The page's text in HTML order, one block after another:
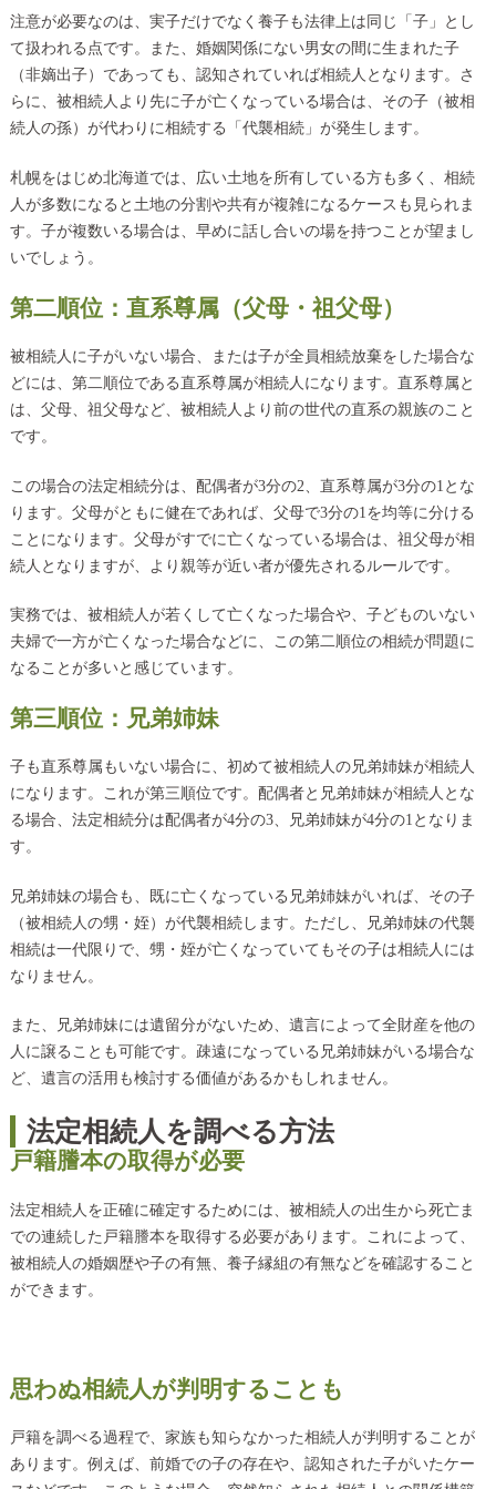
注意が必要なのは、実子だけでなく養子も法律上は同じ「子」とし
て扱われる点です。また、婚姻関係にない男女の間に生まれた子
（非嫡出子）であっても、認知されていれば相続人となります。さ
らに、被相続人より先に子が亡くなっている場合は、その子（被相
続人の孫）が代わりに相続する「代襲相続」が発生します。
札幌をはじめ北海道では、広い土地を所有している方も多く、相続
人が多数になると土地の分割や共有が複雑になるケースも見られま
す。子が複数いる場合は、早めに話し合いの場を持つことが望まし
いでしょう。
第二順位：直系尊属（父母・祖父母）
被相続人に子がいない場合、または子が全員相続放棄をした場合な
どには、第二順位である直系尊属が相続人になります。直系尊属と
は、父母、祖父母など、被相続人より前の世代の直系の親族のこと
です。
この場合の法定相続分は、配偶者が3分の2、直系尊属が3分の1とな
ります。父母がともに健在であれば、父母で3分の1を均等に分ける
ことになります。父母がすでに亡くなっている場合は、祖父母が相
続人となりますが、より親等が近い者が優先されるルールです。
実務では、被相続人が若くして亡くなった場合や、子どものいない
夫婦で一方が亡くなった場合などに、この第二順位の相続が問題に
なることが多いと感じています。
第三順位：兄弟姉妹
子も直系尊属もいない場合に、初めて被相続人の兄弟姉妹が相続人
になります。これが第三順位です。配偶者と兄弟姉妹が相続人とな
る場合、法定相続分は配偶者が4分の3、兄弟姉妹が4分の1となりま
す。
兄弟姉妹の場合も、既に亡くなっている兄弟姉妹がいれば、その子
（被相続人の甥・姪）が代襲相続します。ただし、兄弟姉妹の代襲
相続は一代限りで、甥・姪が亡くなっていてもその子は相続人には
なりません。
また、兄弟姉妹には遺留分がないため、遺言によって全財産を他の
人に譲ることも可能です。疎遠になっている兄弟姉妹がいる場合な
ど、遺言の活用も検討する価値があるかもしれません。
法定相続人を調べる方法
戸籍謄本の取得が必要
法定相続人を正確に確定するためには、被相続人の出生から死亡ま
での連続した戸籍謄本を取得する必要があります。これによって、
被相続人の婚姻歴や子の有無、養子縁組の有無などを確認すること
ができます。
思わぬ相続人が判明することも
戸籍を調べる過程で、家族も知らなかった相続人が判明することが
あります。例えば、前婚での子の存在や、認知された子がいたケー